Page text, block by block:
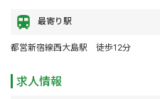
最寄り駅
都営新宿線西大島駅 徒歩12分
求人情報